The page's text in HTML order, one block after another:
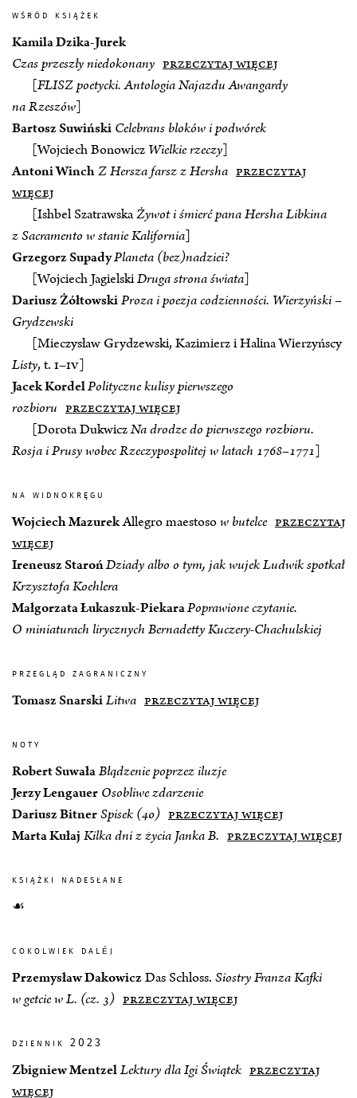
wśród książek
Kamila Dzika-Jurek
Czas przeszły niedokonany przeczytaj więcej
[FLISZ poetycki. Antologia Najazdu Awangardy
na Rzeszów]
Bartosz Suwiński Celebrans bloków i podwórek
[Wojciech Bonowicz Wielkie rzeczy]
Antoni WinchZ Hersza farsz z Hersha przeczytaj
więcej
[Ishbel SzatrawskaŻywot i śmierć pana Hersha Libkina
z Sacramento w stanie Kalifornia]
Grzegorz SupadyPlaneta (bez)nadziei?
[Wojciech JagielskiDruga strona świata]
Dariusz ŻółtowskiProza i poezja codzienności. Wierzyński –
Grydzewski
[Mieczysław Grydzewski, Kazimierz i Halina Wierzyńscy
Listy, t. I–IV]
Jacek KordelPolityczne kulisy pierwszego
rozbioru przeczytaj więcej
[Dorota DukwiczNa drodze do pierwszego rozbioru.
Rosja i Prusy wobec Rzeczypospolitej w latach 1768–1771]
na widnokręgu
Wojciech MazurekAllegro maestosow butelce przeczytaj
więcej
Ireneusz StarońDziady albo o tym, jak wujek Ludwik spotkał
Krzysztofa Koehlera
Małgorzata Łukaszuk-PiekaraPoprawione czytanie.
O miniaturach lirycznych Bernadetty Kuczery-Chachulskiej
przegląd zagraniczny
Tomasz SnarskiLitwa przeczytaj więcej
noty
Robert SuwałaBłądzenie poprzez iluzje
Jerzy Lengauer Osobliwe zdarzenie
Dariusz BitnerSpisek (40) przeczytaj więcej
Marta Kułaj Kilka dni z życia Janka B. przeczytaj więcej
książki nadesłane
☙
cokolwiek daléj
Przemysław DakowiczDas Schloss. Siostry Franza Kafki
w getcie w L. (cz. 3) przeczytaj więcej
dziennik 2023
Zbigniew MentzelLektury dla Igi Świątek przeczytaj
więcej